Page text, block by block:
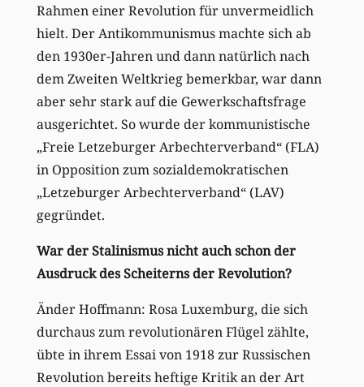
Rahmen einer Revolution für unvermeidlich
hielt. Der Antikommunismus machte sich ab
den 1930er-Jahren und dann natürlich nach
dem Zweiten Weltkrieg bemerkbar, war dann
aber sehr stark auf die Gewerkschaftsfrage
ausgerichtet. So wurde der kommunistische
„Freie Letzeburger Arbechterverband“ (FLA)
in Opposition zum sozialdemokratischen
„Letzeburger Arbechterverband“ (LAV)
gegründet.
War der Stalinismus nicht auch schon der
Ausdruck des Scheiterns der Revolution?
Änder Hoffmann: Rosa Luxemburg, die sich
durchaus zum revolutionären Flügel zählte,
übte in ihrem Essai von 1918 zur Russischen
Revolution bereits heftige Kritik an der Art